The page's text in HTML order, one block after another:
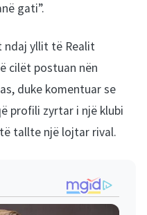
gati”.
ndaj yllit të Realit
cilët postuan nën
duke komentuar se
profili zyrtar i një klubi
tallte një lojtar rival.